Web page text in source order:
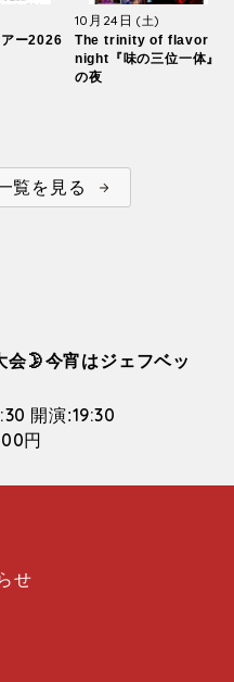
ー2026
10月24日 (土)
The trinity of flavor
night『味の三位一体』
の夜
覧を見る
会🌛今宵はジェフベッ
開演:19:30
円
せ